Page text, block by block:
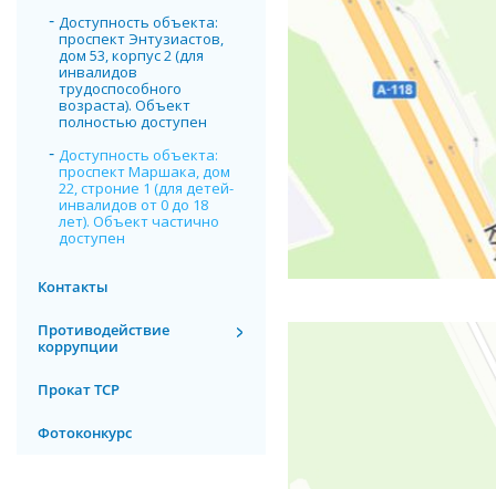
Доступность объекта:
проспект Энтузиастов,
дом 53, корпус 2 (для
инвалидов
трудоспособного
возраста). Объект
полностью доступен
Доступность объекта:
проспект Маршака, дом
22, строние 1 (для детей-
инвалидов от 0 до 18
лет). Объект частично
доступен
Контакты
Противодействие
коррупции
Прокат ТСР
Фотоконкурс